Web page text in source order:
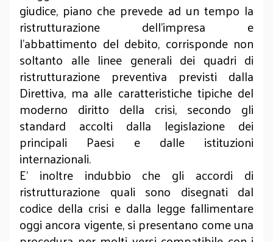
giudice, piano che prevede ad un tempo la
ristrutturazione dell’impresa e
l’abbattimento del debito, corrisponde non
soltanto alle linee generali dei quadri di
ristrutturazione preventiva previsti dalla
Direttiva, ma alle caratteristiche tipiche del
moderno diritto della crisi, secondo gli
standard accolti dalla legislazione dei
principali Paesi e dalle istituzioni
internazionali.
E’ inoltre indubbio che gli accordi di
ristrutturazione quali sono disegnati dal
codice della crisi e dalla legge fallimentare
oggi ancora vigente, si presentano come una